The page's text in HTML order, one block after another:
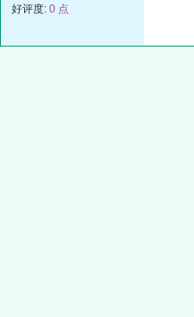
好评度: 0 点